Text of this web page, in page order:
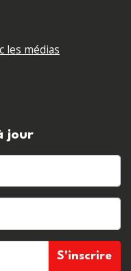
les médias
jour